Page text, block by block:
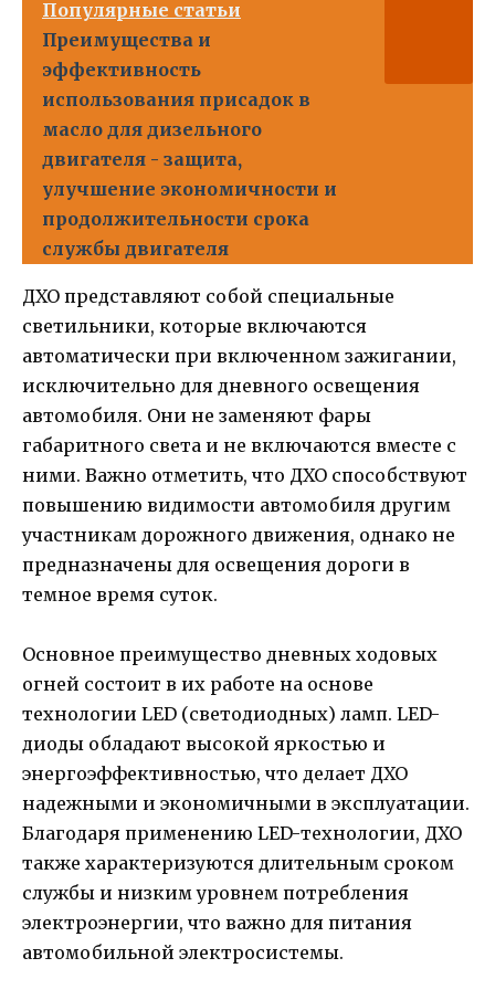
Популярные статьи
Преимущества и
эффективность
использования присадок в
масло для дизельного
двигателя - защита,
улучшение экономичности и
продолжительности срока
службы двигателя
ДХО представляют собой специальные
светильники, которые включаются
автоматически при включенном зажигании,
исключительно для дневного освещения
автомобиля. Они не заменяют фары
габаритного света и не включаются вместе с
ними. Важно отметить, что ДХО способствуют
повышению видимости автомобиля другим
участникам дорожного движения, однако не
предназначены для освещения дороги в
темное время суток.
Основное преимущество дневных ходовых
огней состоит в их работе на основе
технологии LED (светодиодных) ламп. LED-
диоды обладают высокой яркостью и
энергоэффективностью, что делает ДХО
надежными и экономичными в эксплуатации.
Благодаря применению LED-технологии, ДХО
также характеризуются длительным сроком
службы и низким уровнем потребления
электроэнергии, что важно для питания
автомобильной электросистемы.